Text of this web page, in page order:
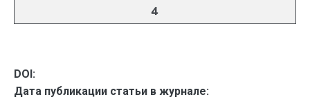
4
DOI:
Дата публикации статьи в журнале: